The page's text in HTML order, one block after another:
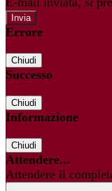
Errore
Chiudi
Successo
Chiudi
Informazione
Chiudi
Attendere...
Attendere il